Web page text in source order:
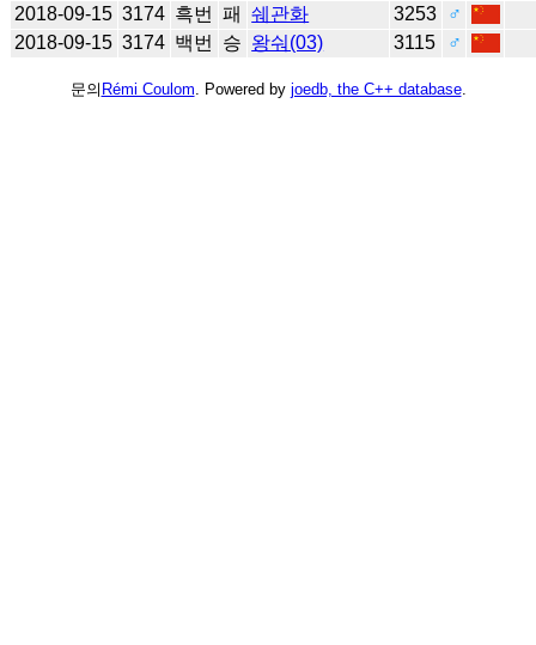
2018-09-15 3174 흑번 패 쉐관화 3253
♂
2018-09-15 3174 백번 승 왕숴(03) 3115 ♂
문의 Rémi Coulom . Powered by joedb, the C++ database.